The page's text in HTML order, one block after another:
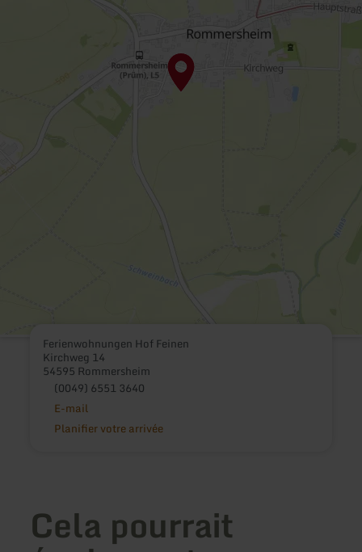
Ferienwohnungen Hof Feinen
Kirchweg 14
54595 Rommersheim
(0049) 6551 3640
E-mail
Planifier votre arrivée
Cela pourrait